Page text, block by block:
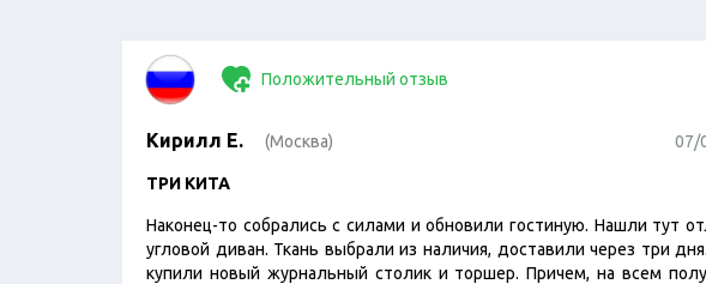
Положительный отзыв
Кирилл Е. (Москва) 07/
ТРИ КИТА
Наконец-то собрались с силами и обновили гостиную. Нашли тут
угловой диван. Ткань выбрали из наличия, доставили через три
купили новый журнальный столик и торшер. Причем, на всем